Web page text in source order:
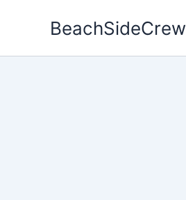
BeachSideCrew